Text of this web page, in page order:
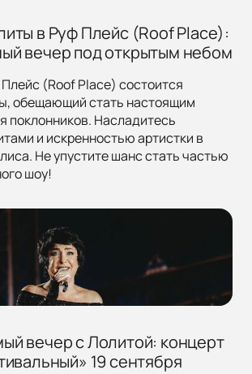
в Руф Плейс (Roof Place):
вечер под открытым небом
(Roof Place) состоится
обещающий стать настоящим
поклонников. Насладитесь
и искренностью артистки в
Не упустите шанс стать частью
шоу!
вечер с Лолитой: концерт
19 сентября